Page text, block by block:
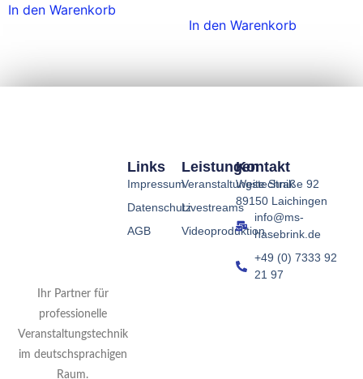
In den Warenkorb
In den Warenkorb
Ihr Partner für
professionelle
Veranstaltungstechnik
im deutschsprachigen
Raum.
Leistungen
Veranstaltungstechnik
Livestreams
Videoproduktion
Links
Impressum
Datenschutz
AGB
Kontakt
Weite Straße 92
89150 Laichingen
info@ms-
hasebrink.de
+49 (0) 7333 92
21 97